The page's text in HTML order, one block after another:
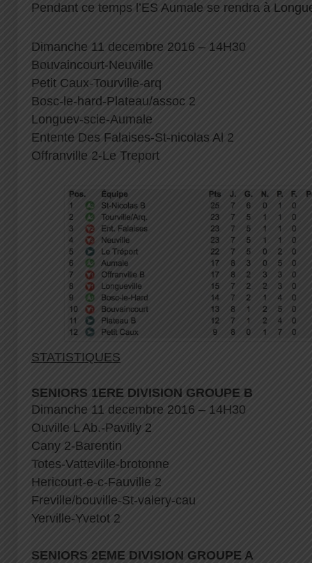
Pendant ce temps l’ES Aumale se rendra à
Dimanche 11 decembre 2016 – 14H30
Bouvaincourt-Neuville
Petit Caux-Tourville-arq
Bosc-le-hard-Plateau/assoc 2
Longuev-scie-Aumale
Entente Des Falaises-St-nicolas Al 2
Offranville 2-Le Treport
STATISTIQUES
SENIORS 1ERE DIVISION GROUPE B
Dimanche 11 decembre 2016 – 14H30
Ouville L Ab.-Pavilly 2
Cany 2-Barentin
Totes-Vatteville-brotonne
Hericourt-e-c-Fauville 2
Freville/bouville-St-valery-cau
Yerville-Yvetot 2
SENIORS 2EME DIVISION GROUPE A